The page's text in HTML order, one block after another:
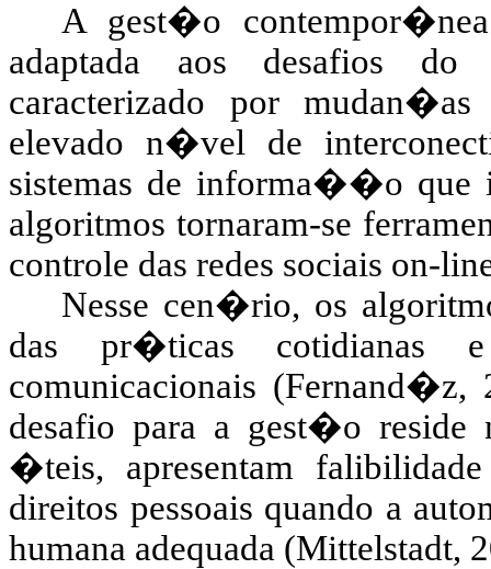
A gest�o
adaptada aos desafios
caracterizado por
elevado n�vel de
sistemas de informa��o
algoritmos tornaram-se
controle das redes sociais on-
Nesse cen�rio, os
das pr�ticas cotidianas
comunicacionais (Fernand�z,
desafio para a gest�o reside
�teis, apresentam
direitos pessoais quando a
humana adequada (Mittelstadt,